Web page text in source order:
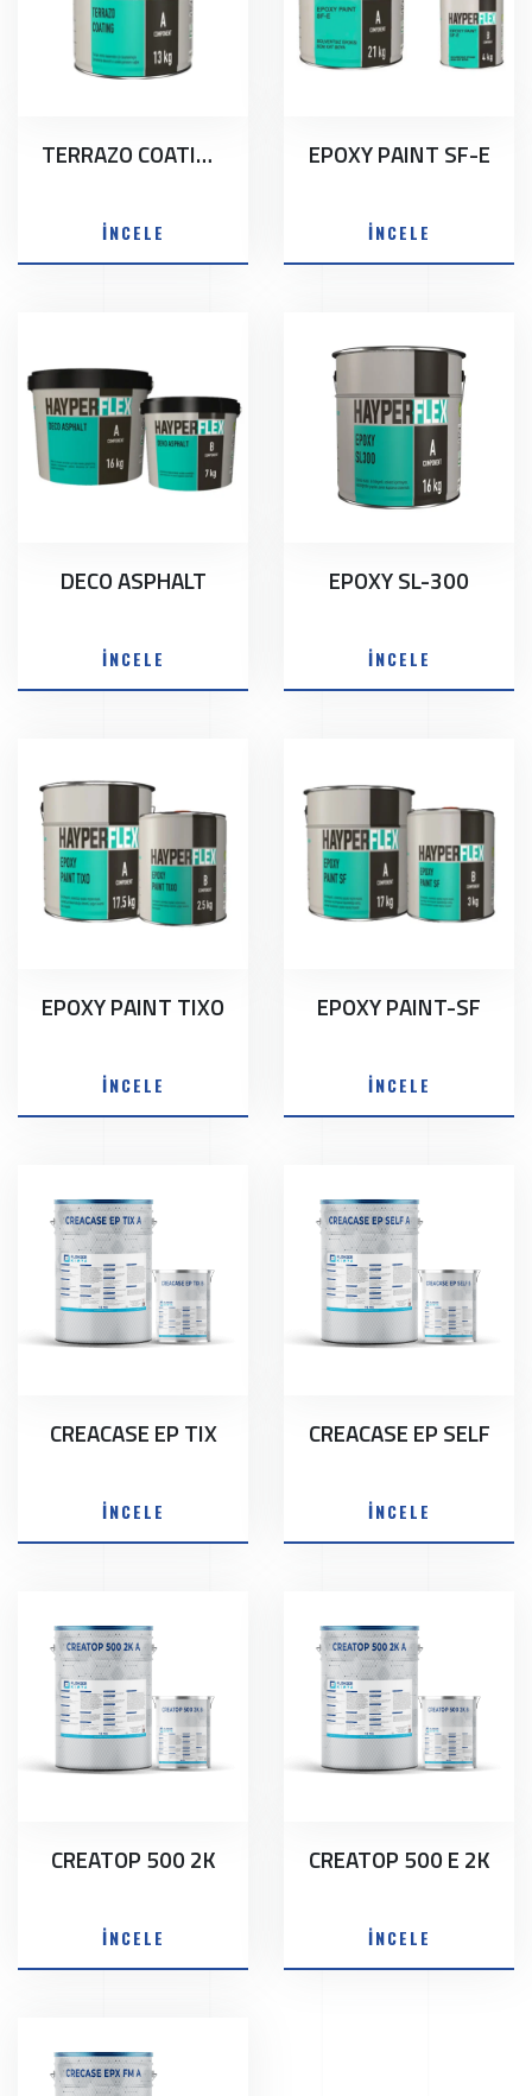
TERRAZO COATING
İNCELE
EPOXY PAINT SF-E
İNCELE
DECO ASPHALT
İNCELE
EPOXY SL-300
İNCELE
EPOXY PAINT TIXO
İNCELE
EPOXY PAINT-SF
İNCELE
CREACASE EP TIX
İNCELE
CREACASE EP SELF
İNCELE
CREATOP 500 2K
İNCELE
CREATOP 500 E 2K
İNCELE